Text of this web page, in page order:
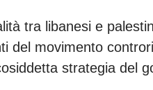
tra libanesi e
del movimento
strategia del